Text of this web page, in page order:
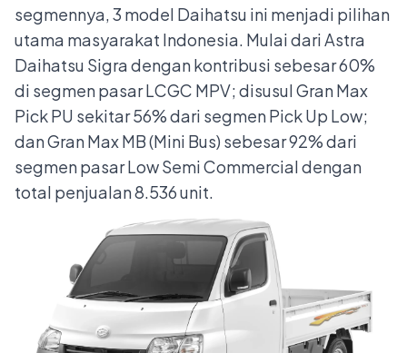
segmennya, 3 model Daihatsu ini menjadi pilihan
utama masyarakat Indonesia. Mulai dari Astra
Daihatsu Sigra dengan kontribusi sebesar 60%
di segmen pasar LCGC MPV; disusul Gran Max
Pick PU sekitar 56% dari segmen Pick Up Low;
dan Gran Max MB (Mini Bus) sebesar 92% dari
segmen pasar Low Semi Commercial dengan
total penjualan 8.536 unit.